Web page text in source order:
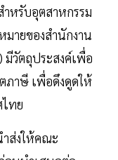
ำหรับอุตสาหกรรม
ายของสำนักงาน
มีวัตถุประสงค์เพื่อ
ภาษี เพื่อดึงดูดให้
ทย
ส่งให้คณะ